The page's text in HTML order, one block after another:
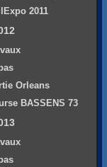
2011
Orleans
BASSENS 73